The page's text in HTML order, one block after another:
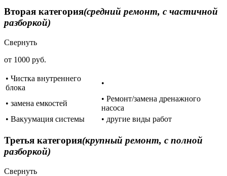
Вторая категория(средний ремонт, с частичной
разборкой)
Свернуть
от 1000 руб.
• Чистка внутреннего
блока
•
• замена емкостей
• Ремонт/замена дренажного
насоса
• Вакуумация системы
• другие виды работ
Третья категория(крупный ремонт, с полной
разборкой)
Свернуть